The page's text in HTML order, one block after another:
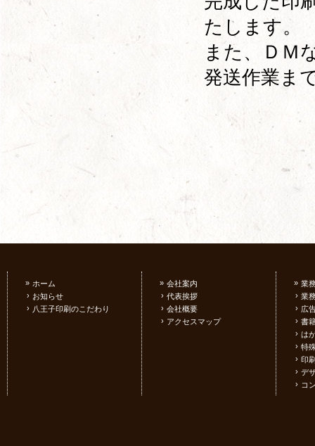
たします。
また、ＤＭ
発送作業ま
» ホーム
› お知らせ
› 八王子印刷のこだわり
» 会社案内
› 代表挨拶
› 会社概要
› アクセスマップ
» 業
› 業
› 広
› 書
› は
› 特
› 印
› デ
› コ